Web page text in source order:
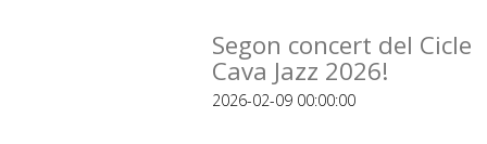
Segon concert del Cicle
Cava Jazz 2026!
2026-02-09 00:00:00